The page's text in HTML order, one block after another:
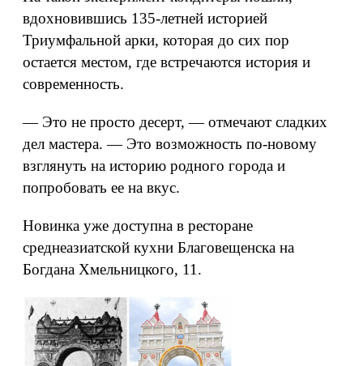
вдохновившись 135-летней историей
Триумфальной арки, которая до сих пор
остается местом, где встречаются история и
современность.
— Это не просто десерт, — отмечают сладких
дел мастера. — Это возможность по-новому
взглянуть на историю родного города и
попробовать ее на вкус.
Новинка уже доступна в ресторане
среднеазиатской кухни Благовещенска на
Богдана Хмельницкого, 11.